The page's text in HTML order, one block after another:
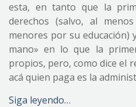
esta, en tanto que la
derechos (salvo, al
menores por su educación)
mano» en lo que la
propios, pero, como dice el
acá quien paga es la
Siga leyendo…